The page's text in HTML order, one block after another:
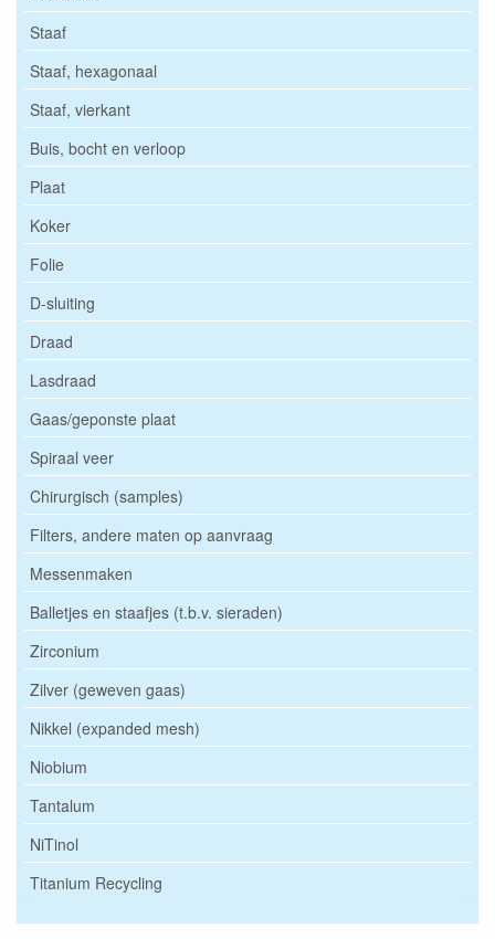
Staaf
Staaf, hexagonaal
Staaf, vierkant
Buis, bocht en verloop
Plaat
Koker
Folie
D-sluiting
Draad
Lasdraad
Gaas/geponste plaat
Spiraal veer
Chirurgisch (samples)
Filters, andere maten op aanvraag
Messenmaken
Balletjes en staafjes (t.b.v. sieraden)
Zirconium
Zilver (geweven gaas)
Nikkel (expanded mesh)
Niobium
Tantalum
NiTinol
Titanium Recycling